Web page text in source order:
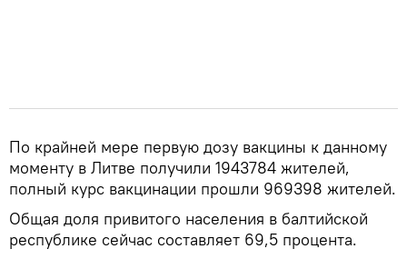
По крайней мере первую дозу вакцины к данному
моменту в Литве получили 1943784 жителей,
полный курс вакцинации прошли 969398 жителей.
Общая доля привитого населения в балтийской
республике сейчас составляет 69,5 процента.